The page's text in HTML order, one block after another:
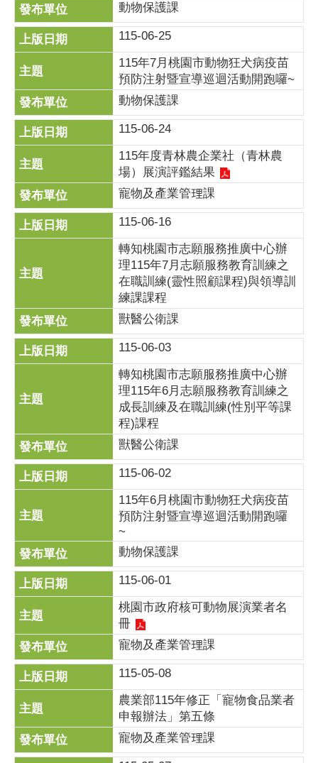
動物保護課
115-06-25
115年7月桃園市動物狂犬病疫苗
預防注射暨宣導巡迴活動開跑囉~
動物保護課
115-06-24
115年度青林農企業社（青林農
場）展演評鑑結果
寵物及產業管理課
115-06-16
轉知桃園市志願服務推廣中心辦
理115年7月志願服務教育訓練之
在職訓練(靈性照顧課程)與領導訓
練課課程
獸醫公衛課
115-06-03
轉知桃園市志願服務推廣中心辦
理115年6月志願服務教育訓練之
成長訓練及在職訓練(性別平等課
程)課程
獸醫公衛課
115-06-02
115年6月桃園市動物狂犬病疫苗
預防注射暨宣導巡迴活動開跑囉
~
動物保護課
115-06-01
桃園市政府核可動物展演業者名
冊
寵物及產業管理課
115-05-08
農業部115年修正「寵物食品業者
申報辦法」第五條
寵物及產業管理課